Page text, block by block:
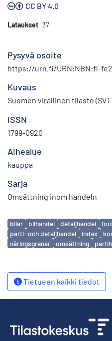
CC BY 4.0
Lataukset 37
Pysyvä osoite
https://urn.fi/URN:NBN:fi-
Kuvaus
Suomen virallinen tilasto
ISSN
1799-0920
Aihealue
kauppa
Sarja
Omsättning inom handeln
Avainsanat
bilar bilhandel detaljhandel
parti- och detaljhandel
index
näringsgrenar
omsättning
Tietueen kaikki tiedot